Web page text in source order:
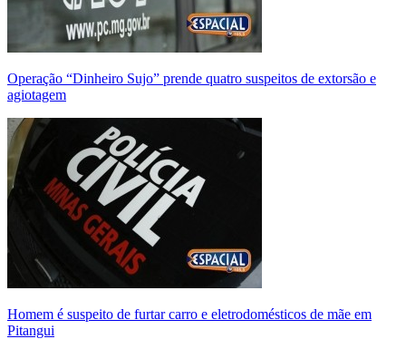
Operação “Dinheiro Sujo” prende quatro suspeitos de extorsão e
agiotagem
Homem é suspeito de furtar carro e eletrodomésticos de mãe em
Pitangui